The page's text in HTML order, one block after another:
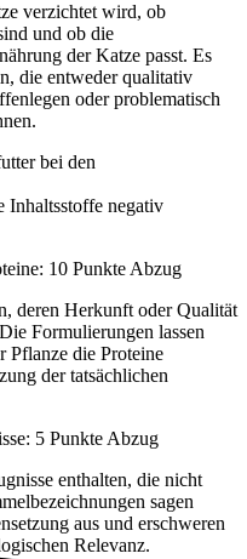
verzichtet wird, ob
und ob die
der Katze passt. Es
die entweder qualitativ
oder problematisch
bei den
Inhaltsstoffe negativ
10 Punkte Abzug
deren Herkunft oder Qualität
Formulierungen lassen
Pflanze die Proteine
der tatsächlichen
5 Punkte Abzug
enthalten, die nicht
sagen
aus und erschweren
Relevanz.